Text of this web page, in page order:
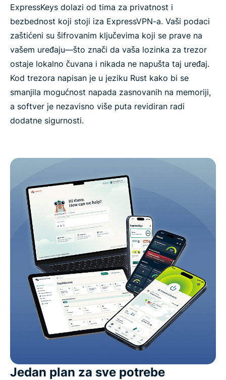
ExpressKeys dolazi od tima za privatnost i
bezbednost koji stoji iza ExpressVPN-a. Vaši podaci
zaštićeni su šifrovanim ključevima koji se prave na
vašem uređaju—što znači da vaša lozinka za trezor
ostaje lokalno čuvana i nikada ne napušta taj uređaj.
Kod trezora napisan je u jeziku Rust kako bi se
smanjila mogućnost napada zasnovanih na memoriji,
a softver je nezavisno više puta revidiran radi
dodatne sigurnosti.
Jedan plan za sve potrebe